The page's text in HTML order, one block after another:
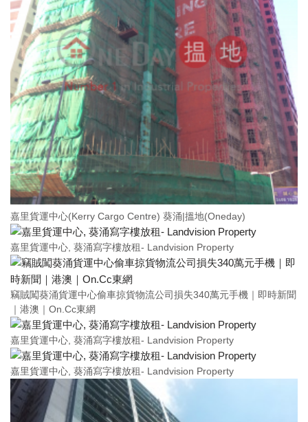
嘉里貨運中心(Kerry Cargo Centre) 葵涌|搵地(Oneday)
嘉里貨運中心, 葵涌寫字樓放租- Landvision Property
竊賊闖葵涌貨運中心偷車掠貨物流公司損失340萬元手機｜即時新聞
｜港澳｜On.Cc東網
嘉里貨運中心, 葵涌寫字樓放租- Landvision Property
嘉里貨運中心, 葵涌寫字樓放租- Landvision Property